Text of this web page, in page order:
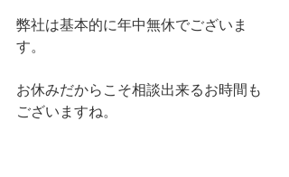
弊社は基本的に年中無休でございま
す。
お休みだからこそ相談出来るお時間も
ございますね。